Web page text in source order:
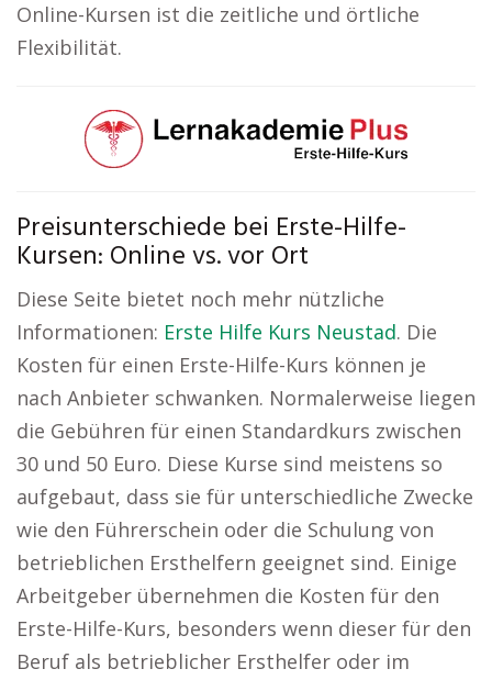
Online-Kursen ist die zeitliche und örtliche
Flexibilität.
Preisunterschiede bei Erste-Hilfe-
Kursen: Online vs. vor Ort
Diese Seite bietet noch mehr nützliche
Informationen: Erste Hilfe Kurs Neustad. Die
Kosten für einen Erste-Hilfe-Kurs können je
nach Anbieter schwanken. Normalerweise liegen
die Gebühren für einen Standardkurs zwischen
30 und 50 Euro. Diese Kurse sind meistens so
aufgebaut, dass sie für unterschiedliche Zwecke
wie den Führerschein oder die Schulung von
betrieblichen Ersthelfern geeignet sind. Einige
Arbeitgeber übernehmen die Kosten für den
Erste-Hilfe-Kurs, besonders wenn dieser für den
Beruf als betrieblicher Ersthelfer oder im